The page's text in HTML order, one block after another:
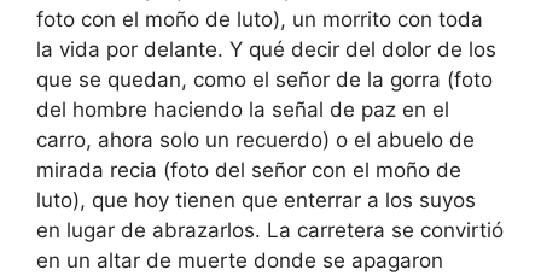
foto con el moño de luto), un morrito con toda
la vida por delante. Y qué decir del dolor de los
que se quedan, como el señor de la gorra (foto
del hombre haciendo la señal de paz en el
carro, ahora solo un recuerdo) o el abuelo de
mirada recia (foto del señor con el moño de
luto), que hoy tienen que enterrar a los suyos
en lugar de abrazarlos. La carretera se convirtió
en un altar de muerte donde se apagaron